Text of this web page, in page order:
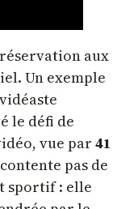
aux
Un exemple
le défi de
vue par 41
pas de
sportif : elle